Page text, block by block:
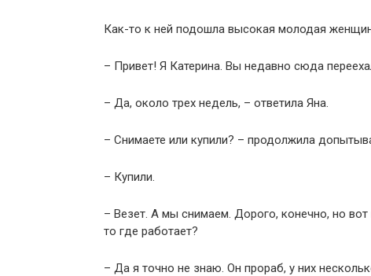
Как-то к ней подошла высокая молодая
– Привет! Я Катерина. Вы недавно сюда
– Да, около трех недель, – ответила Яна.
– Снимаете или купили? – продолжила
– Купили.
– Везет. А мы снимаем. Дорого, конечно, но
то где работает?
– Да я точно не знаю. Он прораб, у них